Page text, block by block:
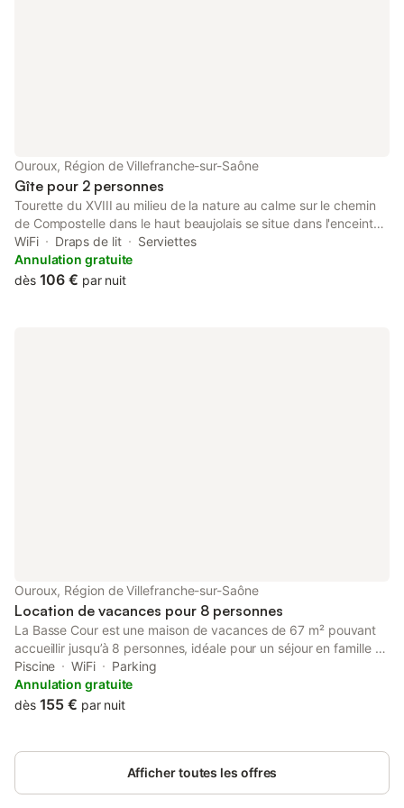
Ouroux, Région de Villefranche-sur-Saône
Gîte pour 2 personnes
Tourette du XVIII au milieu de la nature au calme sur le chemin
de Compostelle dans le haut beaujolais se situe dans l'enceinte
d'un châteaux à 20minute de Cluny ,ballade en forêt
découverte des caves viticoles " Fleurie, Villiers morgon,
juliénas, chiroubles.....
WiFi Draps de lit
Serviettes
Annulation gratuite
dès 106 € par nuit
Ouroux, Région de Villefranche-sur-Saône
Location de vacances pour 8 personnes
La Basse Cour est une maison de vacances de 67 m² pouvant
accueillir jusqu’à 8 personnes, idéale pour un séjour en famille ou
entre amis. Répartie sur trois niveaux, elle comprend : Rez-de-
chaussée : cuisine entièrement équipée, espace de vie avec 2
couchages, Wi-Fi haut débit et lave-linge. 1er niveau : une
L’accès de plain-pied depuis le jardin facilite les déplacements.
À l’extérieur, vous profitez d’une terrasse non couverte. Sur
place : accès gratuit à la piscine chauffée à minimum 26° en
Piscine WiFi
Parking
Annulation gratuite
dès 155 € par nuit
Afficher toutes les offres